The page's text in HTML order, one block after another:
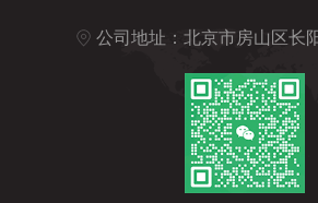
公司地址：北京市房山区长